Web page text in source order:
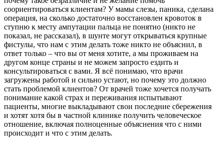
соориентироваться клиентам? У мамы слезы, паника, сделана
операция, на сколько достаточно восстановлен кровоток в
ступню к месту ампутации пальца не понятно (никто не
показал, не рассказал), в шунте могут открываться крупные
фистулы, что нам с этим делать тоже никто не объяснил, в
ответ только – что вы от меня хотите, а мы проживаем на
другом конце страны и не можем запросто ездить и
консультироваться с вами. Я всё понимаю, что врачи
загружены работой и сильно устают, но почему это должно
стать проблемой клиентов? От врачей тоже хочется получать
понимание какой страх и переживания испытывают
пациенты, многие выкладывают свои последние сбережения
и хотят хотя бы в частной клинике получить человеческое
отношение, включая полноценные объяснения что с ними
происходит и что с этим делать.